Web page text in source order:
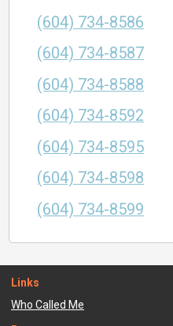
(604) 734-8586
(604) 734-8587
(604) 734-8588
(604) 734-8592
(604) 734-8595
(604) 734-8598
(604) 734-8599
Links
Who Called Me